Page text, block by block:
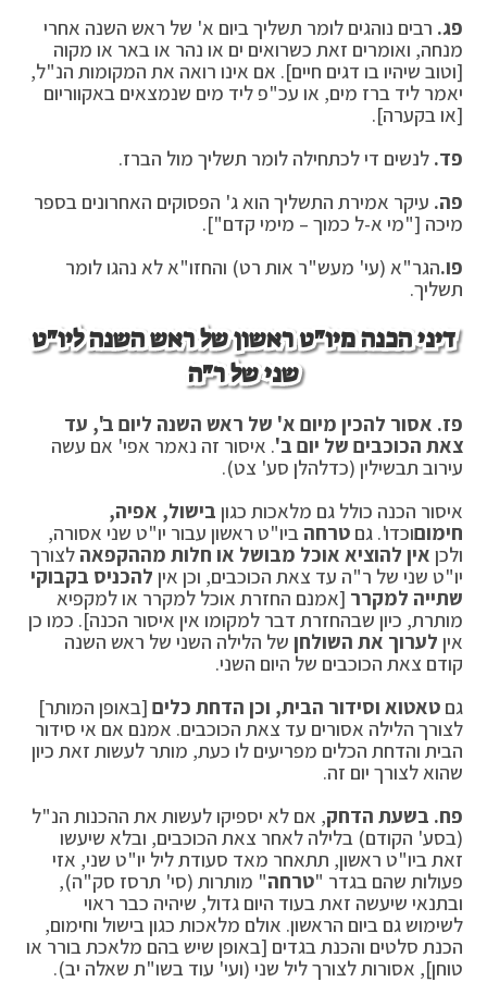
פג. רבים נוהגים לומר תשליך ביום א' של ראש השנה אחרי
מנחה, ואומרים זאת כשרואים ים או נהר או באר או מקוה
[וטוב שיהיו בו דגים חיים]. אם אינו רואה את המקומות הנ"ל,
יאמר ליד ברז מים, או עכ"פ ליד מים שנמצאים באקווריום
[או בקערה].
פד. לנשים די לכתחילה לומר תשליך מול הברז.
פה. עיקר אמירת התשליך הוא ג' הפסוקים האחרונים בספר
מיכה ["מי א-ל כמוך – מימי קדם"].
פו.הגר"א (עי' מעש"ר אות רט) והחזו"א לא נהגו לומר
תשליך.
דיני הכנה מיו"ט ראשון של ראש השנה ליו"ט
שני של ר"ה
פז. אסור להכין מיום א' של ראש השנה ליום ב', עד
צאת הכוכבים של יום ב'. איסור זה נאמר אפי' אם עשה
עירוב תבשילין (כדלהלן סע' צט).
איסור הכנה כולל גם מלאכות כגון בישול, אפיה,
חימוםוכדו'. גםטרחה ביו"ט ראשון עבור יו"ט שני אסורה,
ולכן אין להוציא אוכל מבושל או חלות מההקפאה לצורך
יו"ט שני של ר"ה עד צאת הכוכבים, וכן אין להכניס בקבוקי
שתייה למקרר [אמנם החזרת אוכל למקרר או למקפיא
מותרת, כיון שבהחזרת דבר למקומו אין איסור הכנה]. כמו כן
אין לערוך את השולחן של הלילה השני של ראש השנה
קודם צאת הכוכבים של היום השני.
גםטאטוא וסידור הבית, וכן הדחת כלים [באופן המותר]
לצורך הלילה אסורים עד צאת הכוכבים. אמנם אם אי סידור
הבית והדחת הכלים מפריעים לו כעת, מותר לעשות זאת כיון
שהוא לצורך יום זה.
פח. בשעת הדחק, אם לא יספיקו לעשות את ההכנות הנ"ל
(בסע' הקודם) בלילה לאחר צאת הכוכבים, ובלא שיעשו
זאת ביו"ט ראשון, תתאחר מאד סעודת ליל יו"ט שני, אזי
פעולות שהם בגדר "טרחה" מותרות (סי' תרסז סק"ה),
ובתנאי שיעשה זאת בעוד היום גדול, שיהיה כבר ראוי
לשימוש גם ביום הראשון. אולם מלאכות כגון בישול וחימום,
הכנת סלטים והכנת בגדים [באופן שיש בהם מלאכת בורר או
טוחן], אסורות לצורך ליל שני (ועי' עוד בשו"ת שאלה יב).